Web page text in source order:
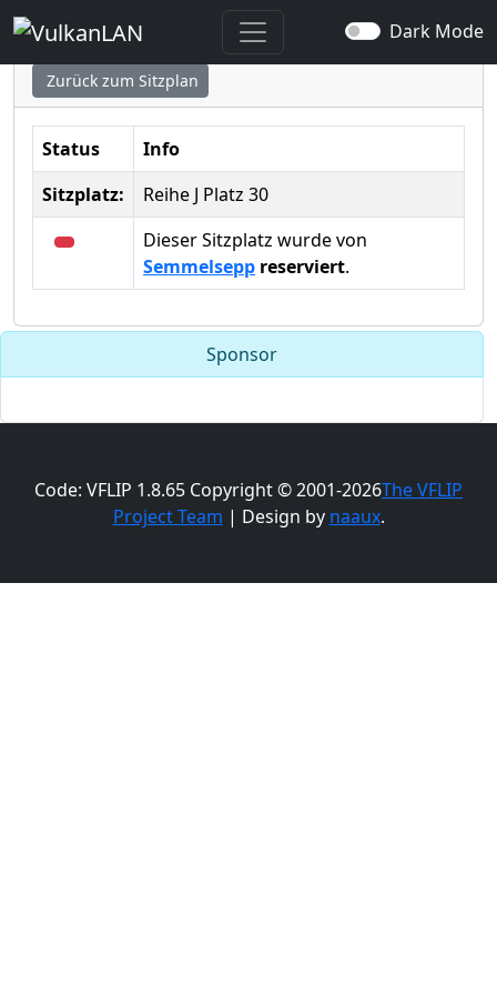
Dark Mode
Sitzplatz ausgewählt
Zurück zum Sitzplan
Status
Info
Sitzplatz:
Reihe J Platz 30
Dieser Sitzplatz wurde von
Semmelsepp reserviert.
Sponsor
Code: VFLIP 1.8.65 Copyright © 2001-2026The VFLIP
Project Team | Design by naaux.